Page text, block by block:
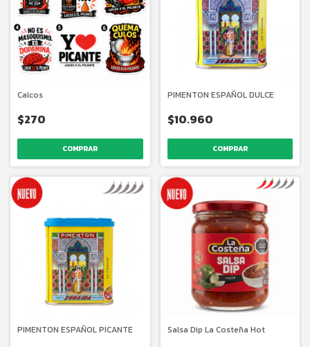
Calcos
$270
COMPRAR
PIMENTON ESPAÑOL DULCE
$10.960
PIMENTON ESPAÑOL PICANTE Salsa Dip La Costeña Hot